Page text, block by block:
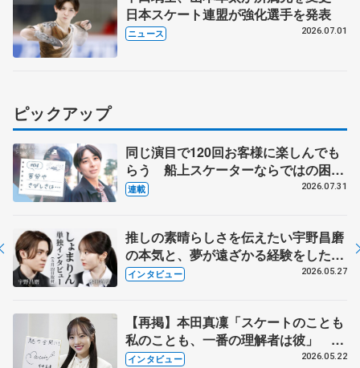
日本スケート連盟が強化選手を発表
ニュース 2026.07.01
ピックアップ
同じ演目で120回お客様に楽しんでも
らう 船上スケーターならではの困難
とは 影響あったPIW前キャプテン松
連載 2026.07.31
推しの素晴らしさを伝えたい宇野昌磨
の本気と、夢が遠ざかる経験をした本
田真凜の覚悟
インタビュー 2026.05.27
【再掲】本田真凜「スケートのことも
私のことも、一番の理解者は彼」 引
退時の単独インタビューで語った競技
インタビュー 2026.05.22